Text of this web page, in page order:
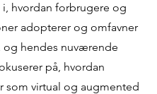
hvordan forbrugere og
adopterer og omfavner
og hendes nuværende
på, hvordan
som virtual og augmented